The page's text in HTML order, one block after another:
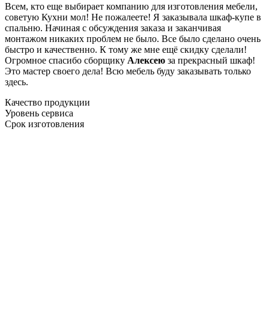
Всем, кто еще выбирает компанию для изготовления мебели,
советую Кухни мол! Не пожалеете! Я заказывала шкаф-купе в
спальню. Начиная с обсуждения заказа и заканчивая
монтажом никаких проблем не было. Все было сделано очень
быстро и качественно. К тому же мне ещё скидку сделали!
Огромное спасибо сборщику Алексею за прекрасный шкаф!
Это мастер своего дела! Всю мебель буду заказывать только
здесь.
Качество продукции
Уровень сервиса
Срок изготовления